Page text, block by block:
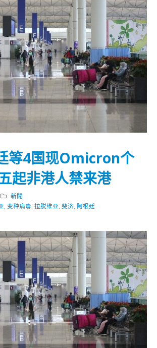
等4国现Omicron个
起非港人禁来港
新聞
变种病毒, 拉脱维亚 斐济, 阿根廷